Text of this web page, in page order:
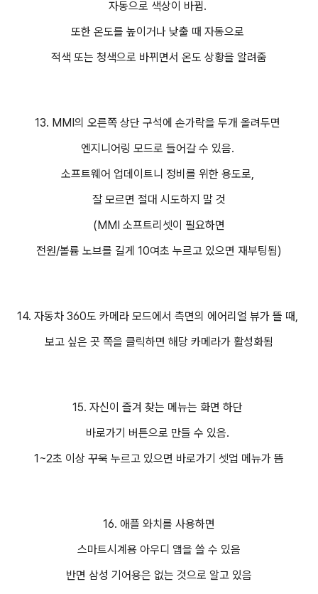
자동으로 색상이 바뀜.
또한 온도를 높이거나 낮출 때 자동으로
적색 또는 청색으로 바뀌면서 온도 상황을 알려줌
13. MMI의 오른쪽 상단 구석에 손가락을 두개 올려두면
엔지니어링 모드로 들어갈 수 있음.
소프트웨어 업데이트니 정비를 위한 용도로,
잘 모르면 절대 시도하지 말 것
(MMI 소프트리셋이 필요하면
전원/볼륨 노브를 길게 10여초 누르고 있으면 재부팅됨)
14. 자동차 360도 카메라 모드에서 측면의 에어리얼 뷰가 뜰 때,
보고 싶은 곳 쪽을 클릭하면 해당 카메라가 활성화됨
15. 자신이 즐겨 찾는 메뉴는 화면 하단
바로가기 버튼으로 만들 수 있음.
1~2초 이상 꾸욱 누르고 있으면 바로가기 셋업 메뉴가 뜸
16. 애플 와치를 사용하면
스마트시계용 아우디 앱을 쓸 수 있음
반면 삼성 기어용은 없는 것으로 알고 있음